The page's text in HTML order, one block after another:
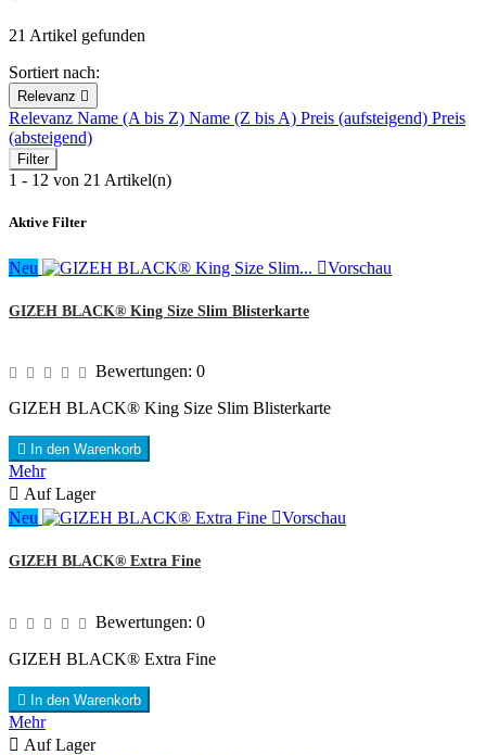
21 Artikel gefunden
Sortiert nach:
Relevanz 
Relevanz Name (A bis Z) Name (Z bis A) Preis (aufsteigend) Preis
(absteigend)
Filter
1 - 12 von 21 Artikel(n)
Aktive Filter
Neu Vorschau
GIZEH BLACK® King Size Slim Blisterkarte
Bewertungen: 0
GIZEH BLACK® King Size Slim Blisterkarte
 In den Warenkorb
Mehr
 Auf Lager
Neu
Vorschau
GIZEH BLACK® Extra Fine
Bewertungen: 0
GIZEH BLACK® Extra Fine
 In den Warenkorb
Mehr
 Auf Lager